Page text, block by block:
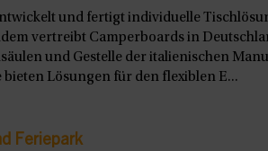
und fertigt individuelle
vertreibt Camperboards in
und Gestelle der italienischen
bieten Lösungen für den flexiblen E...
Feriepark